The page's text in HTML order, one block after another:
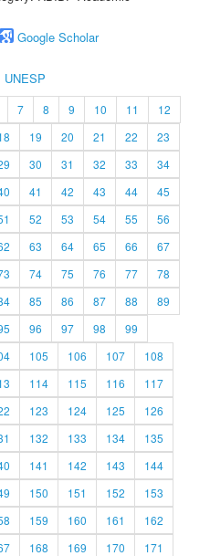
Google Scholar
UNESP
7 8 9 10 11
12
19 20 21 22
23
30 31 32 33
34
41 42 43 44
45
52 53 54 55
56
63 64 65 66
67
74 75 76 77
78
85 86 87 88
89
96 97 98
99
105 106 107
108
114 115 116
117
123 124 125
126
132 133 134
135
141 142 143
144
150 151 152
153
159 160 161
162
168 169 170
171